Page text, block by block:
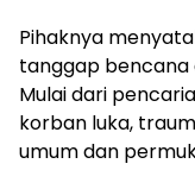
Pihaknya
tanggap bencana
Mulai dari
korban luka,
umum dan